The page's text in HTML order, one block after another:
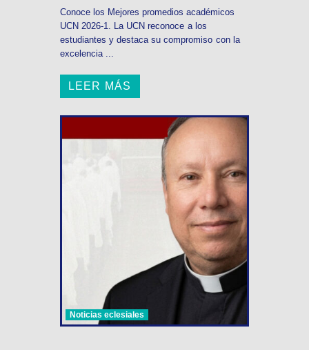
Conoce los Mejores promedios académicos
UCN 2026-1. La UCN reconoce a los
estudiantes y destaca su compromiso con la
excelencia ...
LEER MÁS
Noticias eclesiales